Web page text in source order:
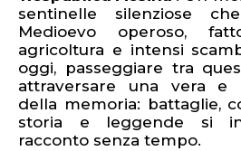
sentinelle silenziose
Medioevo operoso,
agricoltura e intensi
oggi, passeggiare tra
attraversare una vera e
della memoria: battaglie,
storia e leggende si
racconto senza tempo.